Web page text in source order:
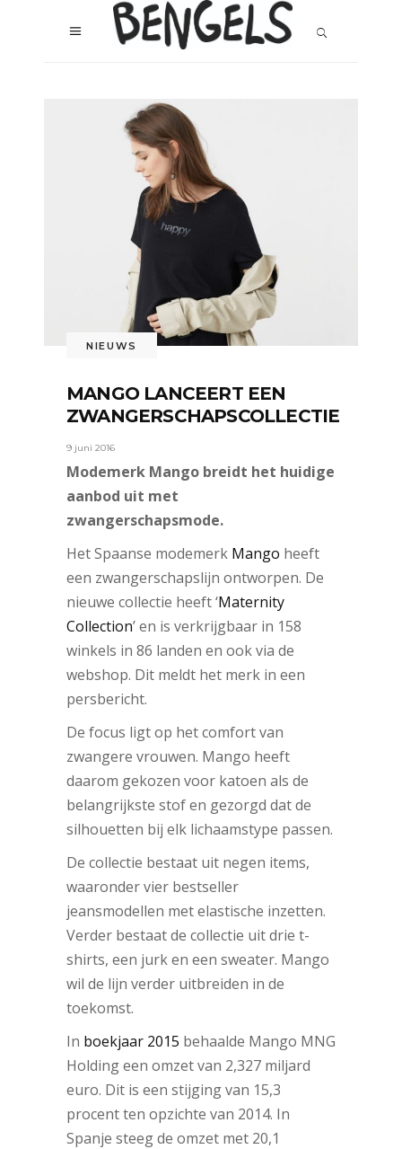
NIEUWS
MANGO LANCEERT EEN
ZWANGERSCHAPSCOLLECTIE
9 juni 2016
Modemerk Mango breidt het huidige
aanbod uit met
zwangerschapsmode.
Het Spaanse modemerk Mango heeft
een zwangerschapslijn ontworpen. De
nieuwe collectie heeft ‘Maternity
Collection’ en is verkrijgbaar in 158
winkels in 86 landen en ook via de
webshop. Dit meldt het merk in een
persbericht.
De focus ligt op het comfort van
zwangere vrouwen. Mango heeft
daarom gekozen voor katoen als de
belangrijkste stof en gezorgd dat de
silhouetten bij elk lichaamstype passen.
De collectie bestaat uit negen items,
waaronder vier bestseller
jeansmodellen met elastische inzetten.
Verder bestaat de collectie uit drie t-
shirts, een jurk en een sweater. Mango
wil de lijn verder uitbreiden in de
toekomst.
In boekjaar 2015 behaalde Mango MNG
Holding een omzet van 2,327 miljard
euro. Dit is een stijging van 15,3
procent ten opzichte van 2014. In
Spanje steeg de omzet met 20,1